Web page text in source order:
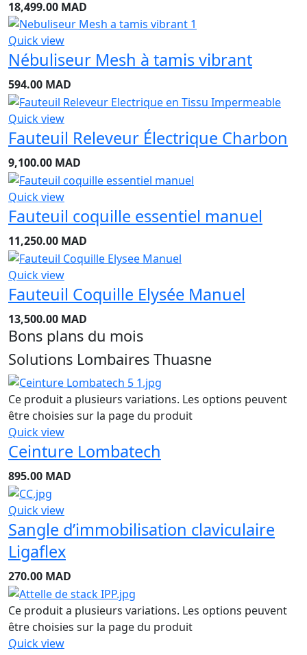
18,499.00 MAD
Quick view
Nébuliseur Mesh à tamis vibrant
594.00 MAD
Quick view
Fauteuil Releveur Électrique Charbon
9,100.00 MAD
Quick view
Fauteuil coquille essentiel manuel
11,250.00 MAD
Quick view
Fauteuil Coquille Elysée Manuel
13,500.00 MAD
Bons plans du mois
Solutions Lombaires Thuasne
Ce produit a plusieurs variations. Les options peuvent
être choisies sur la page du produit
Quick view
Ceinture Lombatech
895.00 MAD
Quick view
Sangle d’immobilisation claviculaire
Ligaflex
270.00 MAD
Ce produit a plusieurs variations. Les options peuvent
être choisies sur la page du produit
Quick view